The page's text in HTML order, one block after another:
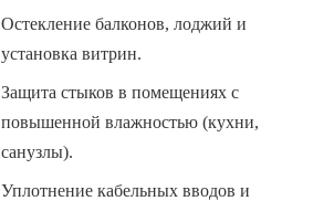
Остекление балконов, лоджий и
установка витрин.
Защита стыков в помещениях с
повышенной влажностью (кухни,
санузлы).
Уплотнение кабельных вводов и